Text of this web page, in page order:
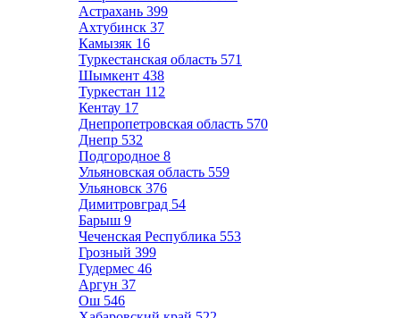
Астрахань 399
Ахтубинск 37
Камызяк 16
Туркестанская область 571
Шымкент 438
Туркестан 112
Кентау 17
Днепропетровская область 570
Днепр 532
Подгородное 8
Ульяновская область 559
Ульяновск 376
Димитровград 54
Барыш 9
Чеченская Республика 553
Грозный 399
Гудермес 46
Аргун 37
Ош 546